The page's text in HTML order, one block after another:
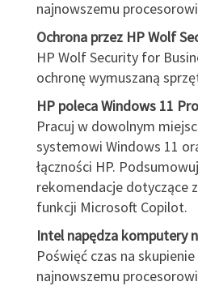
najnowszemu
Ochrona przez HP Wolf
HP Wolf Security for
ochronę wymuszaną
HP poleca Windows 11
Pracuj w dowolnym
systemowi Windows 11
łączności HP.
rekomendacje dotyczące
funkcji Microsoft Copilot.
Intel napędza komputery
Poświęć czas na
najnowszemu